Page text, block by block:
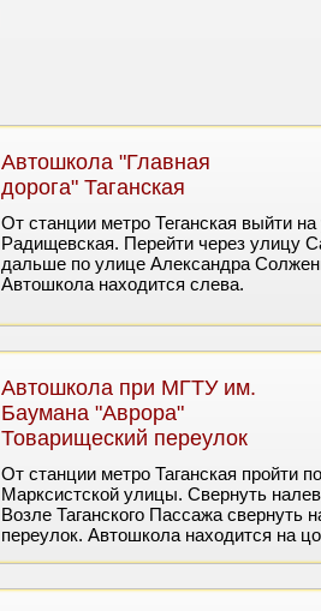
Автошкола "Главная
дорога" Таганская
От станции метро Теганская выйти
Радищевская. Перейти через улицу
дальше по улице Александра
Автошкола находится слева.
Автошкола при МГТУ им.
Баумана "Аврора"
Товарищеский переулок
От станции метро Таганская пройти
Марксистской улицы. Свернуть
Возле Таганского Пассажа свернуть
переулок. Автошкола находится на